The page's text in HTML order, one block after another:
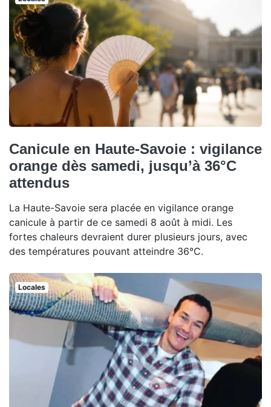
Canicule en Haute-Savoie : vigilance
orange dès samedi, jusqu’à 36°C
attendus
La Haute-Savoie sera placée en vigilance orange
canicule à partir de ce samedi 8 août à midi. Les
fortes chaleurs devraient durer plusieurs jours, avec
des températures pouvant atteindre 36°C.
Locales